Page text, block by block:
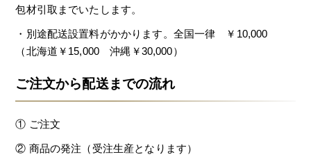
包材引取までいたします。
・別途配送設置料がかかります。全国一律 ￥10,000
（北海道￥15,000 沖縄￥30,000）
ご注文から配送までの流れ
① ご注文
② 商品の発注（受注生産となります）